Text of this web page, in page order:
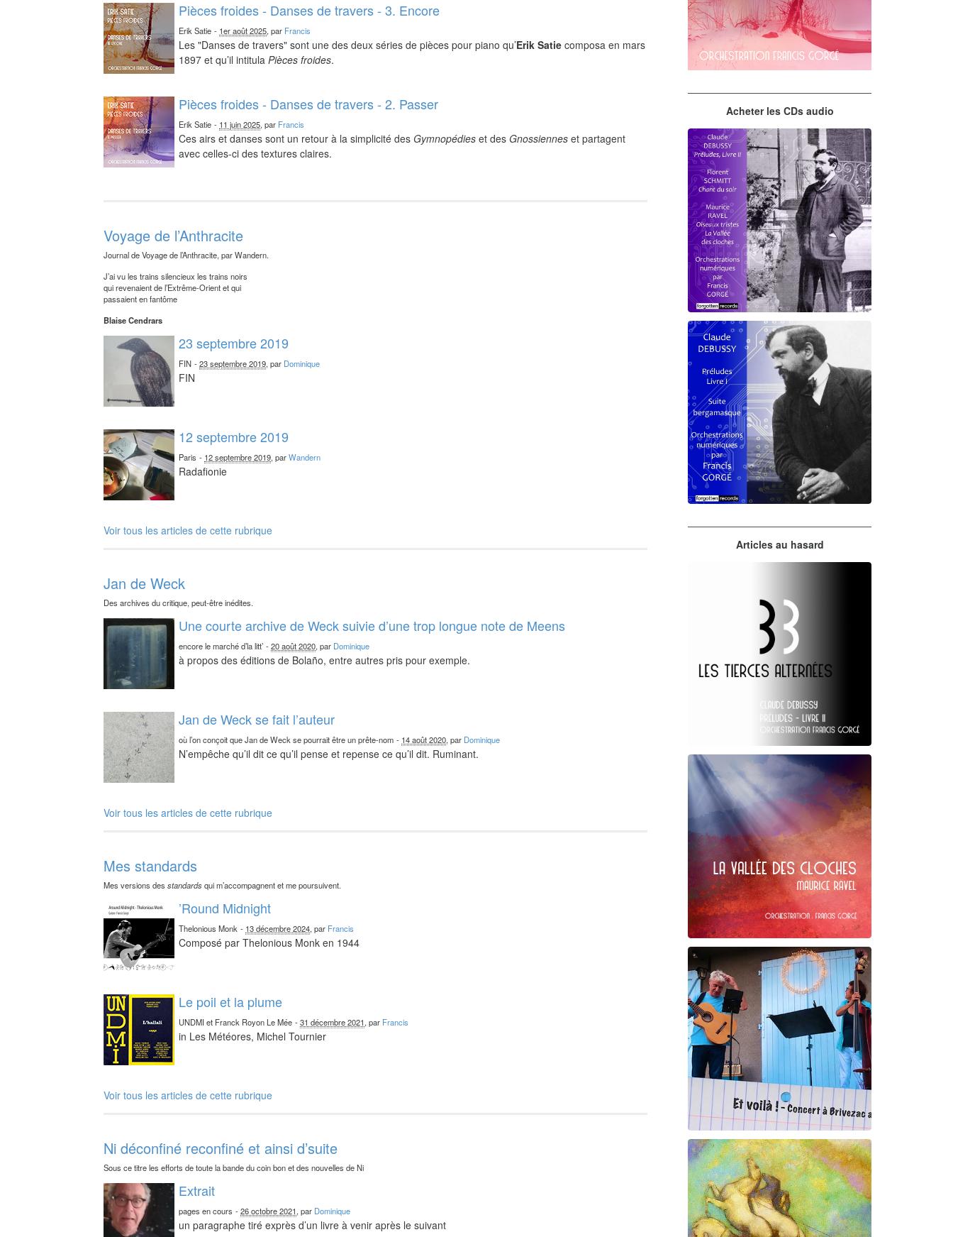
Pièces froides - Danses de travers - 3. Encore
Erik Satie - 1er août 2025, par Francis
Les "Danses de travers" sont une des deux séries de pièces pour piano qu’Erik Satie composa en mars
1897 et qu’il intitulaPièces froides.
Pièces froides - Danses de travers - 2. Passer
Erik Satie - 11 juin 2025, par Francis
Ces airs et danses sont un retour à la simplicité desGymnopédies et desGnossiennes et partagent
avec celles-ci des textures claires.
Voyage de l’Anthracite
Journal de Voyage de l’Anthracite, par Wandern.
J’ai vu les trains silencieux les trains noirs
qui revenaient de l’Extrême-Orient et qui
passaient en fantôme
Blaise Cendrars
23 septembre 2019
FIN -23 septembre 2019, par Dominique
FIN
12 septembre 2019
Paris - 12 septembre 2019, parWandern
Radafionie
Voir tous les articles de cette rubrique
Jan de Weck
Des archives du critique, peut-être inédites.
Une courte archive de Weck suivie d’une trop longue note de Meens
encore le marché d’la litt’ -20 août 2020, par Dominique
à propos des éditions de Bolaño, entre autres pris pour exemple.
Jan de Weck se fait l’auteur
où l’on conçoit que Jan de Weck se pourrait être un prête-nom - 14 août 2020, par Dominique
N’empêche qu’il dit ce qu’il pense et repense ce qu’il dit. Ruminant.
Voir tous les articles de cette rubrique
Mes standards
Mes versions desstandardsqui m’accompagnent et me poursuivent.
’Round Midnight
Thelonious Monk - 13 décembre 2024, par Francis
Composé par Thelonious Monk en 1944
Le poil et la plume
UNDMI et Franck Royon Le Mée -31 décembre 2021, par Francis
in Les Météores, Michel Tournier
Voir tous les articles de cette rubrique
Ni déconfiné reconfiné et ainsi d’suite
Sous ce titre les efforts de toute la bande du coin bon et des nouvelles de Ni
Extrait
pages en cours -26 octobre 2021, par Dominique
un paragraphe tiré exprès d’un livre à venir après le suivant
Erik Satie
Acheter les CDs audio
Debussy - Schmitt - Ravel
orchestrations numériques par
Francis Gorgé
Claude Debussy
orchestrations numériques par
Articles au hasard
Claude Debussy
Les Tierces alternées
Maurice Ravel
La Vallée des cloches
Et voilà !
Geneviève Cabannes -
Francis Gorgé